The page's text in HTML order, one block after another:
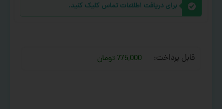
برای دریافت اطلاعات تماس کلیک کنید.
قابل پرداخت: 775,000 تومان